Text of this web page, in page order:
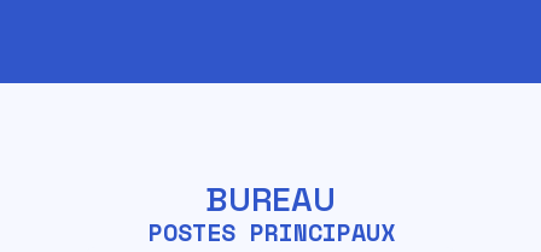
BUREAU
POSTES PRINCIPAUX